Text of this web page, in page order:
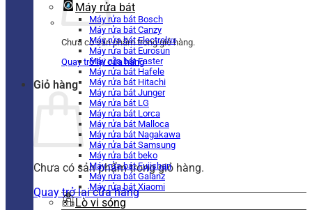
Chưa có sản phẩm trong giỏ hàng.
Quay trở lại cửa hàng
Giỏ hàng
Chưa có sản phẩm trong giỏ hàng.
Quay trở lại cửa hàng
Máy rửa bát
Máy rửa bát Bosch
Máy rửa bát Canzy
Máy rửa bát Electrolux
Máy rửa bát Eurosun
Máy rửa bát Faster
Máy rửa bát Hafele
Máy rửa bát Hitachi
Máy rửa bát Junger
Máy rửa bát LG
Máy rửa bát Lorca
Máy rửa bát Malloca
Máy rửa bát Nagakawa
Máy rửa bát Samsung
Máy rửa bát beko
Máy rửa bát Fujishan
Máy rửa bát Galanz
Máy rửa bát Xiaomi
Lò vi sóng